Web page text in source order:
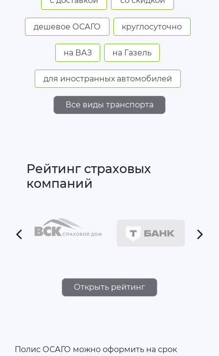
дешевое ОСАГО круглосуточно
на ВАЗ на Газель
для иностранных автомобилей
Все виды транспорта
Рейтинг страховых
компаний
Открыть рейтинг
Полис ОСАГО можно оформить на срок